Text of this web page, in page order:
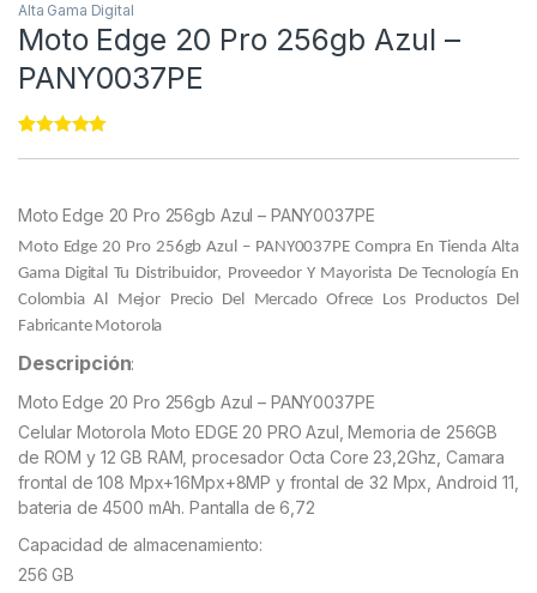
Alta Gama Digital
Moto Edge 20 Pro 256gb Azul –
PANY0037PE
ratings
Moto Edge 20 Pro 256gb Azul – PANY0037PE
Moto Edge 20 Pro 256gb Azul – PANY0037PE Compra En Tienda Alta
Gama Digital Tu Distribuidor, Proveedor Y Mayorista De Tecnología En
Colombia Al Mejor Precio Del Mercado Ofrece Los Productos Del
Fabricante Motorola
Descripción:
Moto Edge 20 Pro 256gb Azul – PANY0037PE
Celular Motorola Moto EDGE 20 PRO Azul, Memoria de 256GB
de ROM y 12 GB RAM, procesador Octa Core 23,2Ghz, Camara
frontal de 108 Mpx+16Mpx+8MP y frontal de 32 Mpx, Android 11,
bateria de 4500 mAh. Pantalla de 6,72
Capacidad de almacenamiento:
256 GB